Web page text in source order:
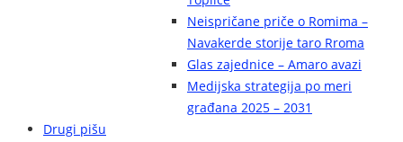
Neispričane priče o Romima –
Navakerde storije taro Rroma
Glas zajednice – Amaro avazi
Medijska strategija po meri
građana 2025 – 2031
Drugi pišu